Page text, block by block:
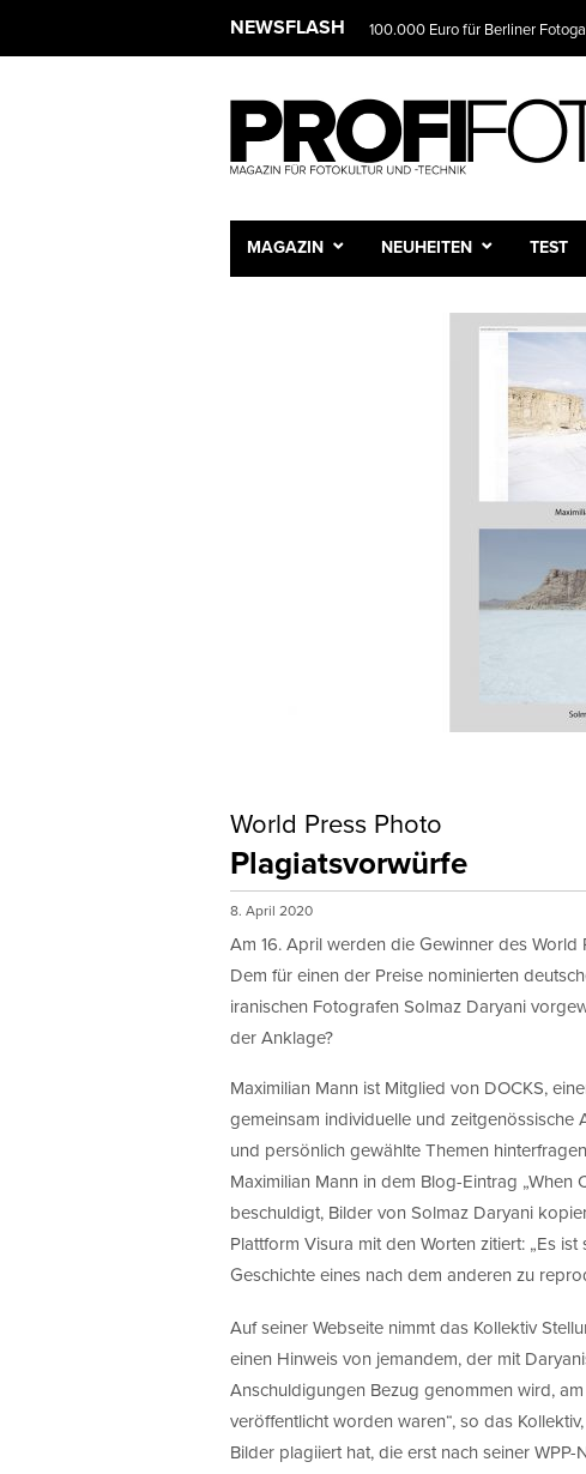
NEWSFLASH Das Fotostudio wird zur
MAGAZIN NEUHEITEN TEST
World Press Photo
Plagiatsvorwürfe
8. April 2020
Am 16. April werden die Gewinner des
Dem für einen der Preise nominierten
iranischen Fotografen Solmaz Daryani
der Anklage?
Maximilian Mann ist Mitglied von DOCKS,
gemeinsam individuelle und
und persönlich gewählte Themen
Maximilian Mann in dem Blog-Eintrag
beschuldigt, Bilder von Solmaz Daryani
Plattform Visura mit den Worten zitiert: „Es
Geschichte eines nach dem anderen zu
Auf seiner Webseite nimmt das Kollektiv
einen Hinweis von jemandem, der mit
Anschuldigungen Bezug genommen wird,
veröffentlicht worden waren“, so das
Bilder plagiiert hat, die erst nach seiner
Wir
und Sie
Vorname:
Nachname:
E-Mail-Adresse:*
Frequenz des
Wöchentlich
Erlaubnis zum
ProfiFoto
mit Ihnen in
Hiermit